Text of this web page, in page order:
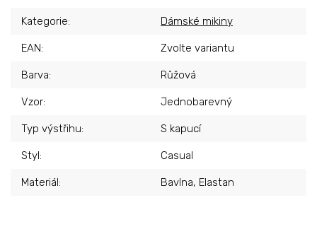
Kategorie: Dámské mikiny
EAN: Zvolte variantu
Barva: Růžová
Vzor: Jednobarevný
Typ výstřihu: S kapucí
Styl: Casual
Materiál: Bavlna, Elastan